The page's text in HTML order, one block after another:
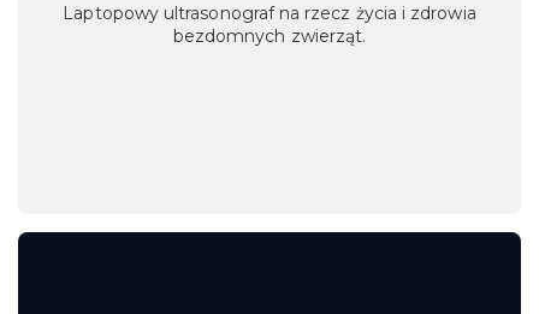
Laptopowy ultrasonograf na rzecz życia i zdrowia
bezdomnych zwierząt.